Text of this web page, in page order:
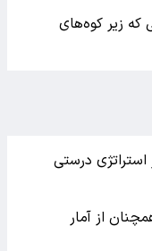
که زیر کوه‌های
استراتژی درستی
از آمار